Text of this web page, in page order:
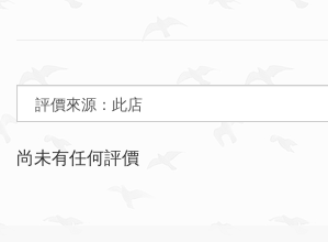
尚未有任何評價